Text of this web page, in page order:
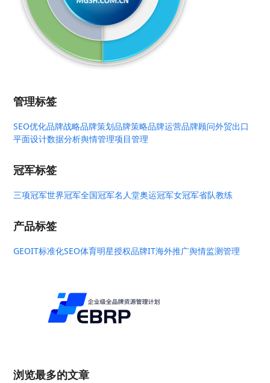
管理标签
SEO优化品牌战略品牌策划品牌策略品牌运营品牌顾问外贸出口
平面设计数据分析舆情管理项目管理
冠军标签
三项冠军世界冠军全国冠军名人堂奥运冠军女冠军省队教练
产品标签
GEOIT标准化SEO体育明星授权品牌IT海外推广舆情监测管理
浏览最多的文章